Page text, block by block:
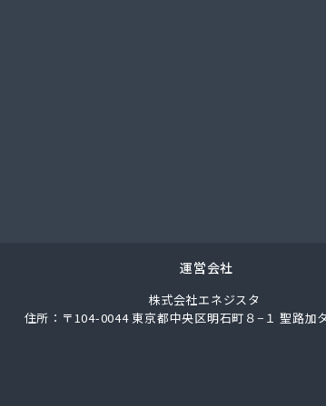
事株式会社 中央市場前SS
事株式会社 京都工場
事株式会社 北白川SS
運営会社
株式会社エネジスタ
住所：〒104-0044 東京都中央区明石町８−１ 聖路加